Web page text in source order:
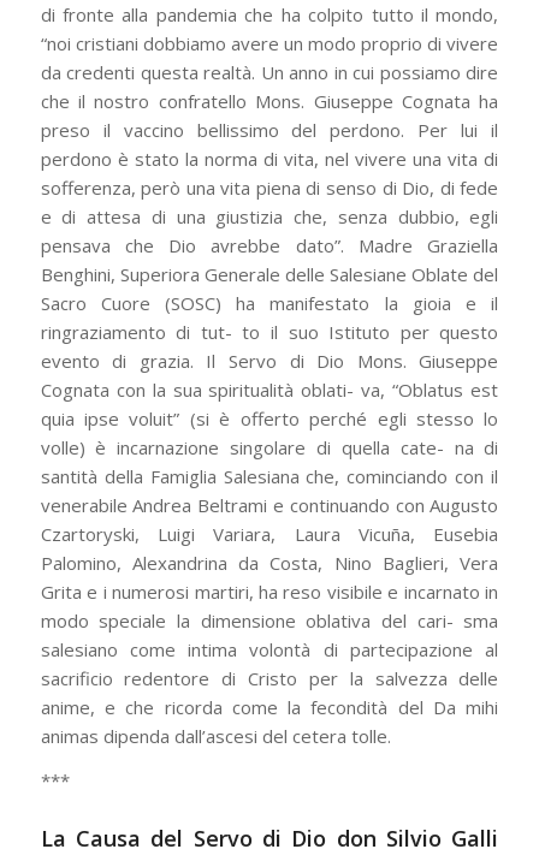
di fronte alla pandemia che ha colpito tutto il mondo,
“noi cristiani dobbiamo avere un modo proprio di vivere
da credenti questa realtà. Un anno in cui possiamo dire
che il nostro confratello Mons. Giuseppe Cognata ha
preso il vaccino bellissimo del perdono. Per lui il
perdono è stato la norma di vita, nel vivere una vita di
sofferenza, però una vita piena di senso di Dio, di fede
e di attesa di una giustizia che, senza dubbio, egli
pensava che Dio avrebbe dato”. Madre Graziella
Benghini, Superiora Generale delle Salesiane Oblate del
Sacro Cuore (SOSC) ha manifestato la gioia e il
ringraziamento di tut- to il suo Istituto per questo
evento di grazia. Il Servo di Dio Mons. Giuseppe
Cognata con la sua spiritualità oblati- va, “Oblatus est
quia ipse voluit” (si è offerto perché egli stesso lo
volle) è incarnazione singolare di quella cate- na di
santità della Famiglia Salesiana che, cominciando con il
venerabile Andrea Beltrami e continuando con Augusto
Czartoryski, Luigi Variara, Laura Vicuña, Eusebia
Palomino, Alexandrina da Costa, Nino Baglieri, Vera
Grita e i numerosi martiri, ha reso visibile e incarnato in
modo speciale la dimensione oblativa del cari- sma
salesiano come intima volontà di partecipazione al
sacrificio redentore di Cristo per la salvezza delle
anime, e che ricorda come la fecondità del Da mihi
animas dipenda dall’ascesi del cetera tolle.
***
La Causa del Servo di Dio don Silvio Galli